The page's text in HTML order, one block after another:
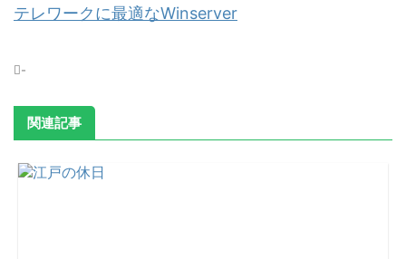
テレワークに最適なWinserver
-
関連記事